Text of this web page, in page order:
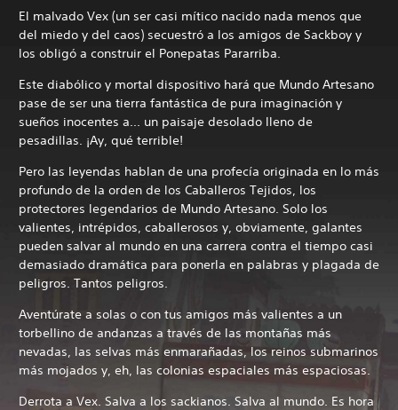
El malvado Vex (un ser casi mítico nacido nada menos que
del miedo y del caos) secuestró a los amigos de Sackboy y
los obligó a construir el Ponepatas Pararriba.
Este diabólico y mortal dispositivo hará que Mundo Artesano
pase de ser una tierra fantástica de pura imaginación y
sueños inocentes a... un paisaje desolado lleno de
pesadillas. ¡Ay, qué terrible!
Pero las leyendas hablan de una profecía originada en lo más
profundo de la orden de los Caballeros Tejidos, los
protectores legendarios de Mundo Artesano. Solo los
valientes, intrépidos, caballerosos y, obviamente, galantes
pueden salvar al mundo en una carrera contra el tiempo casi
demasiado dramática para ponerla en palabras y plagada de
peligros. Tantos peligros.
Aventúrate a solas o con tus amigos más valientes a un
torbellino de andanzas a través de las montañas más
nevadas, las selvas más enmarañadas, los reinos submarinos
más mojados y, eh, las colonias espaciales más espaciosas.
Derrota a Vex. Salva a los sackianos. Salva al mundo. Es hora